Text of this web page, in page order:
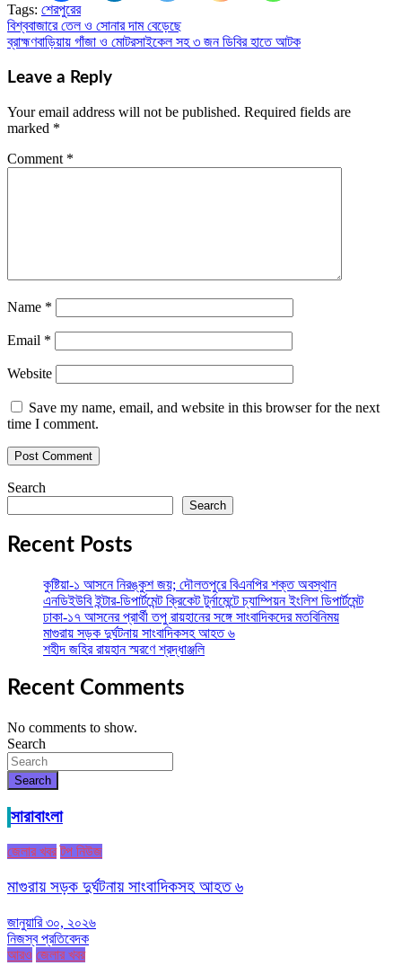
Tags: শেরপুরের
Post
navigation
বিশ্ববাজারে তেল ও সোনার দাম বেড়েছে
ব্রাহ্মণবাড়িয়ায় গাঁজা ও মোটরসাইকেল সহ ৩ জন ডিবির হাতে আটক
Leave a Reply
Your email address will not be published. Required fields are
marked *
Comment *
Name *
Email *
Website
Save my name, email, and website in this browser for the next
time I comment.
Search
Search
Recent Posts
কুষ্টিয়া-১ আসনে নিরঙ্কুশ জয়; দৌলতপুরে বিএনপির শক্ত অবস্থান
এনডিইউবি ইন্টার-ডিপার্টমেন্ট ক্রিকেট টুর্নামেন্টে চ্যাম্পিয়ন ইংলিশ ডিপার্টমেন্ট
ঢাকা-১৭ আসনের প্রার্থী তপু রায়হানের সঙ্গে সাংবাদিকদের মতবিনিময়
মাগুরায় সড়ক দুর্ঘটনায় সাংবাদিকসহ আহত ৬
শহীদ জহির রায়হান স্মরণে শ্রদ্ধাঞ্জলি
Recent Comments
No comments to show.
Search
Search
সারাবাংলা
জেলার খবর টপ নিউজ
মাগুরায় সড়ক দুর্ঘটনায় সাংবাদিকসহ আহত ৬
জানুয়ারি ৩০, ২০২৬
নিজস্ব প্রতিবেদক
আরও জেলার খবর